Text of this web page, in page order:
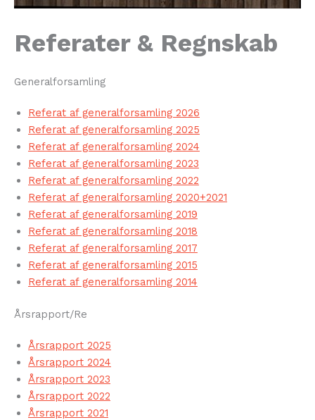
Referater & Regnskab
Generalforsamling
Referat af generalforsamling 2026
Referat af generalforsamling 2025
Referat af generalforsamling 2024
Referat af generalforsamling 2023
Referat af generalforsamling 2022
Referat af generalforsamling 2020+2021
Referat af generalforsamling 2019
Referat af generalforsamling 2018
Referat af generalforsamling 2017
Referat af generalforsamling 2015
Referat af generalforsamling 2014
Årsrapport/Re
Årsrapport 2025
Årsrapport 2024
Årsrapport 2023
Årsrapport 2022
Årsrapport 2021